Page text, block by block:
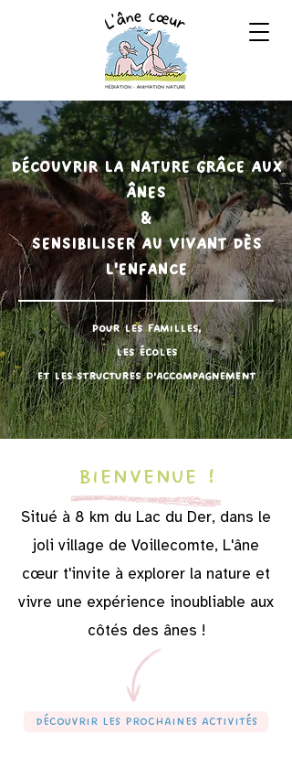
DÉCOUVRIR LA NATURE GRÂCE AUX
ÂNES
&
SENSIBILISER AU VIVANT DÈS
L'ENFANCE
Pour les familles,
les écoles
et les structures d'accompagnement
Bienvenue !
Situé à 8 km du Lac du Der, dans le
joli village de Voillecomte, L'âne
cœur t'invite à explorer la nature et
vivre une expérience inoubliable aux
côtés des ânes !
Découvrir les prochaines activités